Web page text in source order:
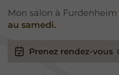
Mon salon à Furdenheim
au samedi.
Prenez rendez-vous